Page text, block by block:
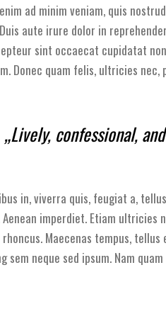
ad minim veniam, quis
aute irure dolor in
sint occaecat cupidatat
Donec quam felis, ultricies nec,
„Lively, confessional,
in, viverra quis, feugiat a,
imperdiet. Etiam
Maecenas tempus,
sem neque sed ipsum. Nam